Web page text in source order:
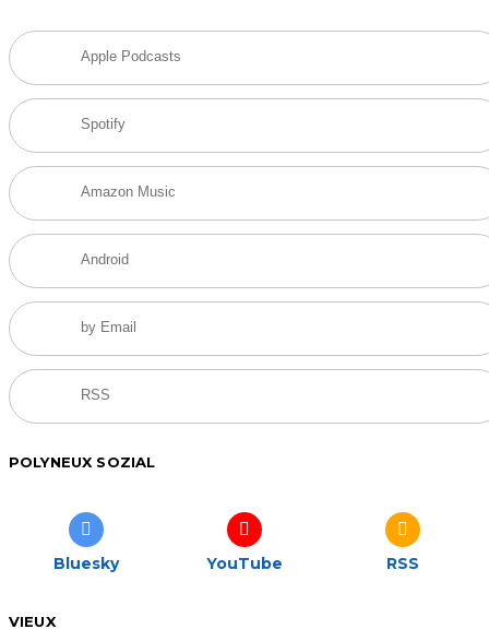
Apple Podcasts
Spotify
Amazon Music
Android
by Email
RSS
POLYNEUX SOZIAL
Bluesky YouTube RSS
VIEUX